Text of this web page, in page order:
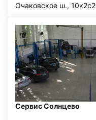
Очаковское ш., 10к2с2
Сервис Солнцево